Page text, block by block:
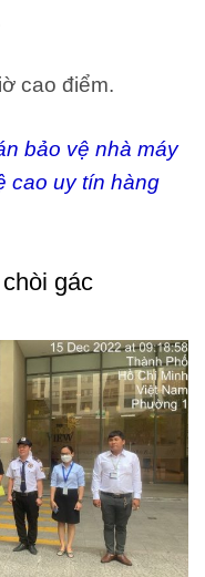
cao điểm.
bảo vệ nhà máy
cao uy tín hàng
gác